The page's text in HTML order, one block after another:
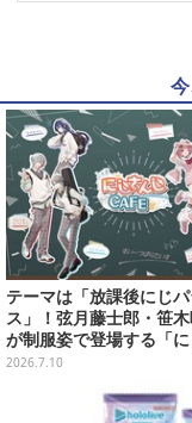
テーマは「放課後にじ
ス」！弦月藤士郎・笹
が制服姿で登場する「
じ」×「スイパラ」コラ
2026.7.10